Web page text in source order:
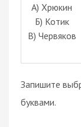
А) Хрюкин
Б) Котик
В) Червяков
Запишите
буквами.